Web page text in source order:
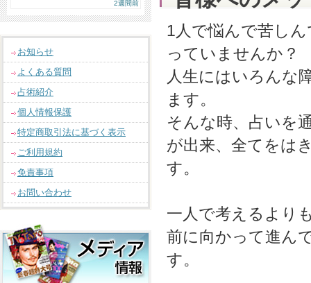
2週間前
お知らせ
よくある質問
占術紹介
個人情報保護
特定商取引法に基づく表示
ご利用規約
免責事項
お問い合わせ
1人で悩んで苦し
っていませんか？
人生にはいろんな
ます。
そんな時、占いを
が出来、全てをは
す。
一人で考えるより
前に向かって進ん
す。